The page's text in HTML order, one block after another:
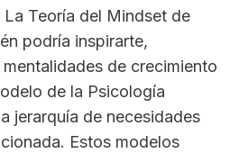
La Teoría del Mindset de
podría inspirarte,
de crecimiento
de la Psicología
jerarquía de necesidades
Estos modelos